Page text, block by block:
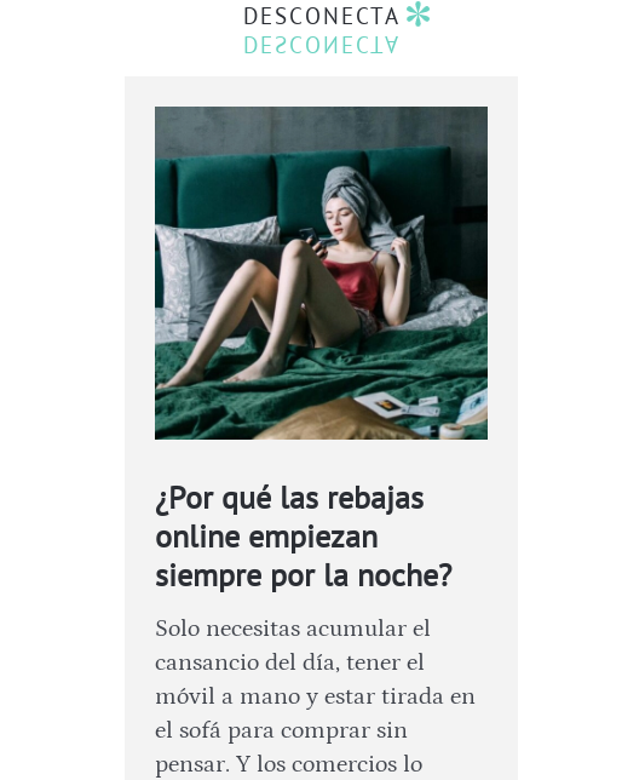
DESCONECTA
¿Por qué las rebajas
online empiezan
siempre por la noche?
Solo necesitas acumular el
cansancio del día, tener el
móvil a mano y estar tirada en
el sofá para comprar sin
pensar. Y los comercios lo